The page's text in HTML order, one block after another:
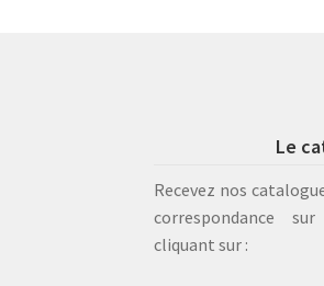
Le
Recevez nos
correspondance
cliquant sur :